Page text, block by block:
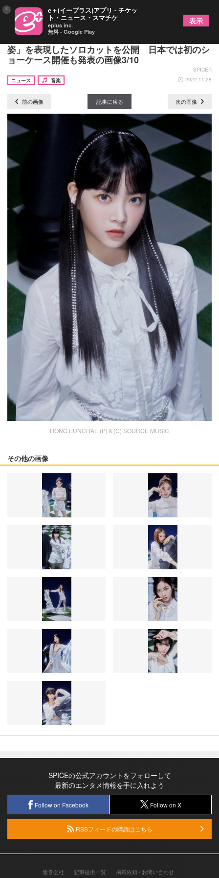
LE SSERAFIM、「恐れることなく進もうとする
姿」を表現したソロカットを公開 日本では初のシ
ョーケース開催も発表の画像3/10
SPICER
ニュース
音楽 2022.11.28
前の画像 記事に戻る 次の画像
HONG EUNCHAE (P)＆(C) SOURCE MUSIC
その他の画像
SPICEの公式アカウントをフォローして
最新のエンタメ情報を手に入れよう
Follow on Facebook Follow on X
RSSフィードの購読はこちら
運営会社 記事提供一覧 掲載依頼 / お問い合わせ
× e＋(イープラス)アプリ - チケッ
ト・ニュース・スマチケ
eplus inc.
無料 - Google Play
表示